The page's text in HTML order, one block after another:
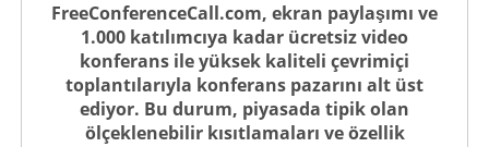
FreeConferenceCall.com, ekran paylaşımı ve
1.000 katılımcıya kadar ücretsiz video
konferans ile yüksek kaliteli çevrimiçi
toplantılarıyla konferans pazarını alt üst
ediyor. Bu durum, piyasada tipik olan
ölçeklenebilir kısıtlamaları ve özellik